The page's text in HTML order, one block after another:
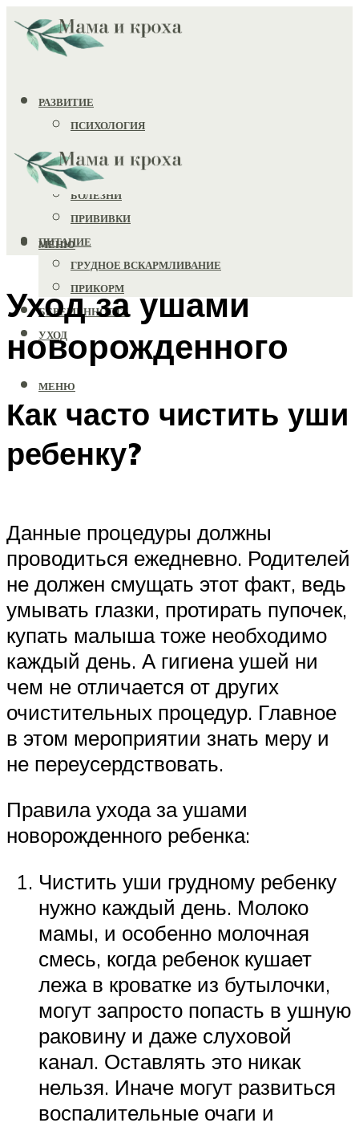
РАЗВИТИЕ
ПСИХОЛОГИЯ
ИГРУШКИ
ЗДОРОВЬЕ
БОЛЕЗНИ
ПРИВИВКИ
ПИТАНИЕ
ГРУДНОЕ ВСКАРМЛИВАНИЕ
ПРИКОРМ
БЕРЕМЕННОСТЬ
УХОД
МЕНЮ
МЕНЮ
Уход за ушами
новорожденного
Как часто чистить уши
ребенку?
Данные процедуры должны
проводиться ежедневно. Родителей
не должен смущать этот факт, ведь
умывать глазки, протирать пупочек,
купать малыша тоже необходимо
каждый день. А гигиена ушей ни
чем не отличается от других
очистительных процедур. Главное
в этом мероприятии знать меру и
не переусердствовать.
Правила ухода за ушами
новорожденного ребенка:
Чистить уши грудному ребенку
нужно каждый день. Молоко
мамы, и особенно молочная
смесь, когда ребенок кушает
лежа в кроватке из бутылочки,
могут запросто попасть в ушную
раковину и даже слуховой
канал. Оставлять это никак
нельзя. Иначе могут развиться
воспалительные очаги и